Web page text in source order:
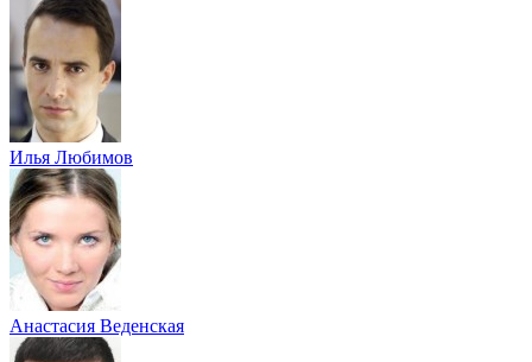
Илья Любимов
Анастасия Веденская